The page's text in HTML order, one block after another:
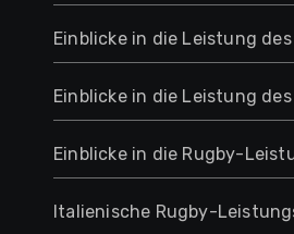
Einblicke in die Leistung
Einblicke in die Leistung
Einblicke in die Rugby-
Italienische Rugby-